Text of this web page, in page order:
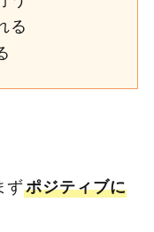
る
ずポジティブに